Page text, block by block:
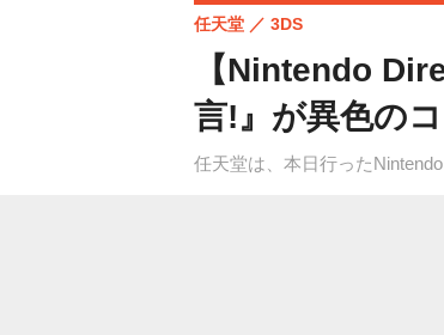
【Nintendo
言!』が異色の
任天堂は、本日行った
任天堂 3DS